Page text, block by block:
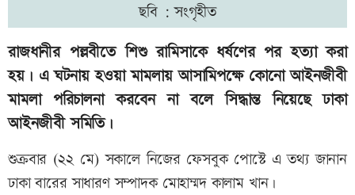
ছবি : সংগৃহীত
রাজধানীর পল্লবীতে শিশু রামিসাকে ধর্ষণের পর হত্যা করা
হয়। এ ঘটনায় হওয়া মামলায় আসামিপক্ষে কোনো আইনজীবী
মামলা পরিচালনা করবেন না বলে সিদ্ধান্ত নিয়েছে ঢাকা
আইনজীবী সমিতি।
শুক্রবার (২২ মে) সকালে নিজের ফেসবুক পোস্টে এ তথ্য জানান
ঢাকা বারের সাধারণ সম্পাদক মোহাম্মদ কালাম খান।